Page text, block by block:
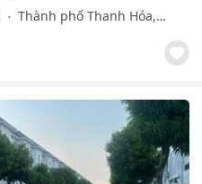
Thành phố Thanh Hóa,